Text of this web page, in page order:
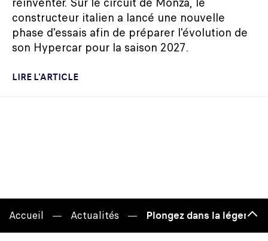
constructeur italien a lancé une nouvelle
phase d'essais afin de préparer l'évolution de
son Hypercar pour la saison 2027.
LIRE L'ARTICLE
Accueil Actualités Plongez dans la légende
de